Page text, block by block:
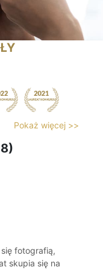
Pokaż więcej >>
fotografią,
skupia się na